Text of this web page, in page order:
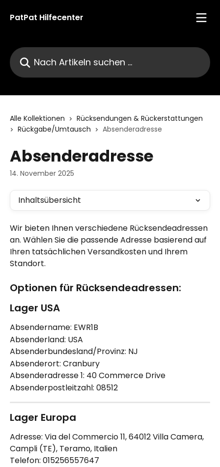
PatPat Hilfecenter
Nach Artikeln suchen …
Alle Kollektionen
Rücksendungen & Rückerstattungen
Rückgabe/Umtausch
Absenderadresse
Absenderadresse
14. November 2025
Inhaltsübersicht
Wir bieten Ihnen verschiedene Rücksendeadressen
an. Wählen Sie die passende Adresse basierend auf
Ihren tatsächlichen Versandkosten und Ihrem
Standort.
Optionen für Rücksendeadressen:
Lager USA
Absendername: EWR1B
Absenderland: USA
Absenderbundesland/Provinz: NJ
Absenderort: Cranbury
Absenderadresse 1: 40 Commerce Drive
Absenderpostleitzahl: 08512
Lager Europa
Adresse: Via del Commercio 11, 64012 Villa Camera,
Campli (TE), Teramo, Italien
Telefon: 015256557647